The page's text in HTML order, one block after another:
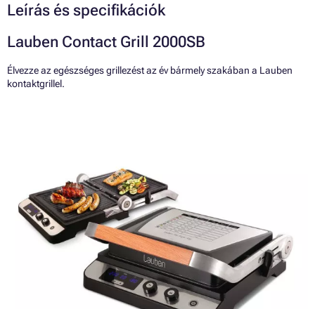
Leírás és specifikációk
Lauben Contact Grill 2000SB
Élvezze az egészséges grillezést az év bármely szakában a Lauben
kontaktgrillel.